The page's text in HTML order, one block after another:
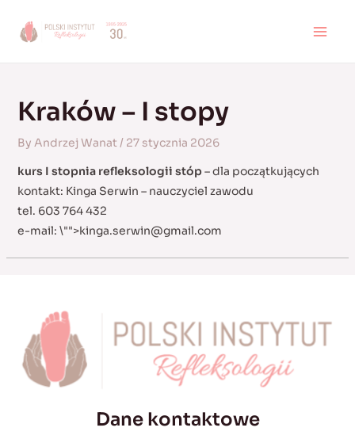
Kraków – I stopy
By Andrzej Wanat/ 27 stycznia 2026
kurs I stopnia refleksologii stóp– dla początkujących
kontakt: Kinga Serwin – nauczyciel zawodu
tel. 603 764 432
e-mail: \"">kinga.serwin@gmail.com
Dane kontaktowe